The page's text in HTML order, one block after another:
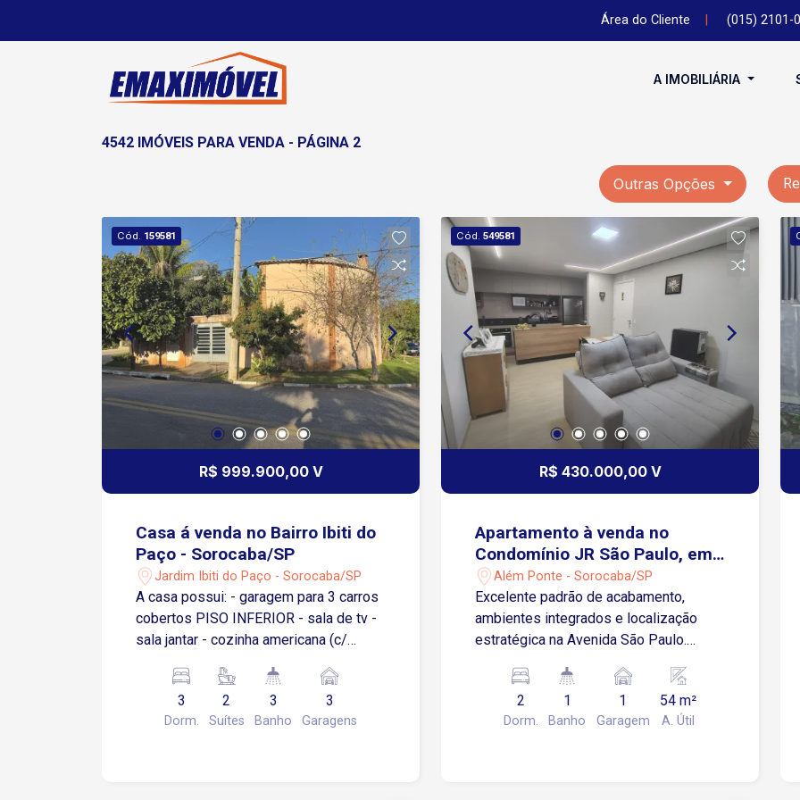
Área do Cliente (015) 2101-
A IMOBILIÁRIA
4542 IMÓVEIS PARA VENDA - PÁGINA 2
Outras Opções
Cód. 159581
R$ 999.900,00 V
Casa á venda no Bairro Ibiti do
Paço - Sorocaba/SP
Jardim Ibiti do Paço - Sorocaba/SP
A casa possui: - garagem para 3 carros
cobertos PISO INFERIOR - sala de tv -
sala jantar - cozinha americana (c/
de pedra maciça para jantar - escritório
- lavanderia - quarto sendo suíte PISO
SUPERIOR - 2 dormitórios sendo 1
3
Dorm.
2
Suítes
3
Banho
3
Garagens
Cód. 549581
R$ 430.000,00 V
Apartamento à venda no
Condomínio JR São Paulo, em
Sorocaba.
Além Ponte - Sorocaba/SP
Excelente padrão de acabamento,
ambientes integrados e localização
estratégica na Avenida São Paulo.
uma planta muito bem aproveitada, com
integração entre sala, cozinha e
varanda, proporcionando maior
2
Dorm.
1
Banho
1
Garagem
54 m²
A. Útil